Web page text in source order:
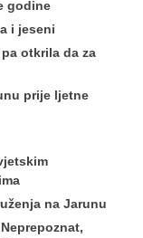
godine
i jeseni
otkrila da za
prije ljetne
na Jarunu